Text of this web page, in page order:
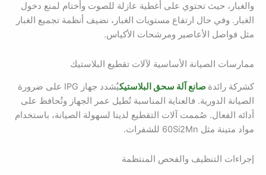
والغبار، حيث تحتوي على أغطية عازلة للصوت وأختام لمنع دخول
الغبار. وفي حال ارتفاع مستويات الغبار، نضيف أنظمة تجميع الغبار
مثل فواصل الأعاصير ومرشحات الأكياس.
ممارسات الصيانة الأساسية لآلات تقطيع البلاستيك
كشركة رائدة صانع آلة سحق البلاستيك
يُشدد جهاز IPG على ضرورة
الصيانة الدورية. فالعناية المناسبة تُطيل عمر الجهاز وتُحافظ على
أدائه الفعال. صُممت آلات التقطيع لدينا لسهولة الصيانة، باستخدام
مواد متينة مثل 60Si2Mn للشفرات.
إجراءات التنظيف والفحص المنتظمة